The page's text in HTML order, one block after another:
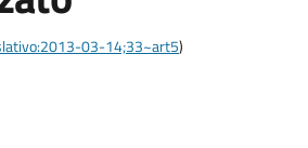
03-14;33~art5)